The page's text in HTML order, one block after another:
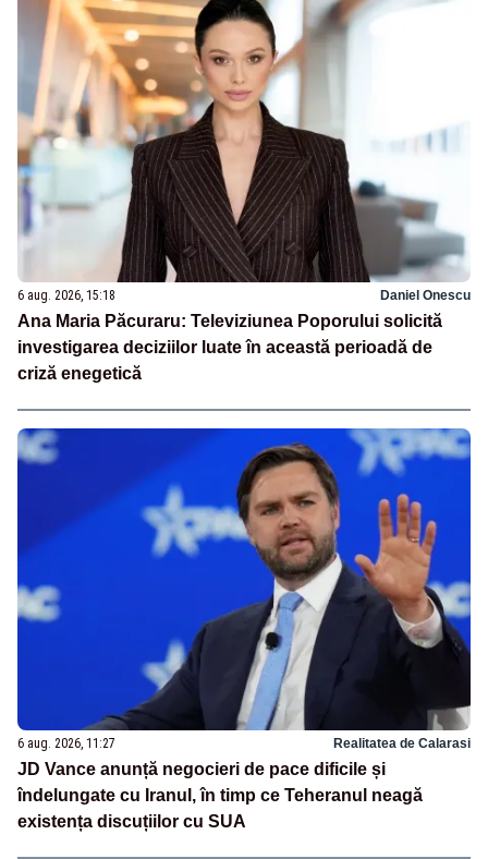
6 aug. 2026, 15:18 Daniel Onescu
Ana Maria Păcuraru: Televiziunea Poporului solicită
investigarea deciziilor luate în această perioadă de
criză enegetică
6 aug. 2026, 11:27 Realitatea de Calarasi
JD Vance anunță negocieri de pace dificile și
îndelungate cu Iranul, în timp ce Teheranul neagă
existența discuțiilor cu SUA